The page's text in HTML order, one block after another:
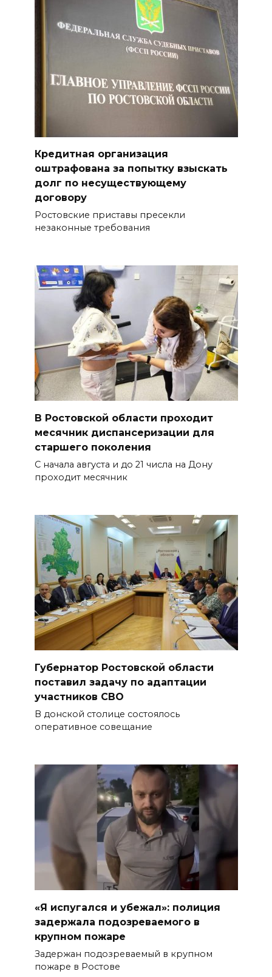
Кредитная организация
оштрафована за попытку взыскать
долг по несуществующему
договору
Ростовские приставы пресекли
незаконные требования
В Ростовской области проходит
месячник диспансеризации для
старшего поколения
С начала августа и до 21 числа на Дону
проходит месячник
Губернатор Ростовской области
поставил задачу по адаптации
участников СВО
В донской столице состоялось
оперативное совещание
«Я испугался и убежал»: полиция
задержала подозреваемого в
крупном пожаре
Задержан подозреваемый в крупном
пожаре в Ростове